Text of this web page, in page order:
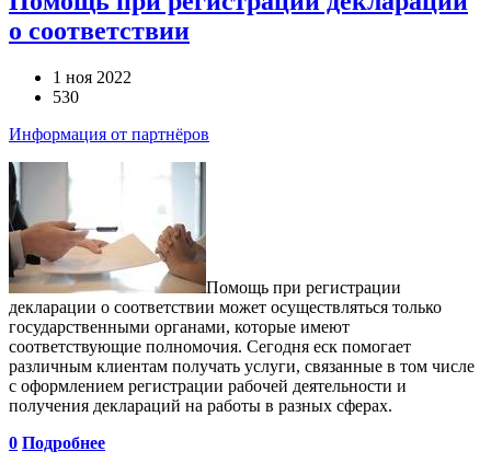
о соответствии
1 ноя 2022
530
Информация от партнёров
Помощь при регистрации
декларации о соответствии может осуществляться только
государственными органами, которые имеют
соответствующие полномочия. Сегодня еск помогает
различным клиентам получать услуги, связанные в том числе
с оформлением регистрации рабочей деятельности и
получения деклараций на работы в разных сферах.
0 Подробнее